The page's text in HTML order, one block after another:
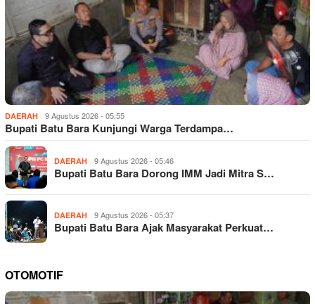
DAERAH 9 Agustus 2026 - 05:55
Bupati Batu Bara Kunjungi Warga Terdampa…
DAERAH 9 Agustus 2026 - 05:46
Bupati Batu Bara Dorong IMM Jadi Mitra S…
DAERAH 9 Agustus 2026 - 05:37
Bupati Batu Bara Ajak Masyarakat Perkuat…
OTOMOTIF